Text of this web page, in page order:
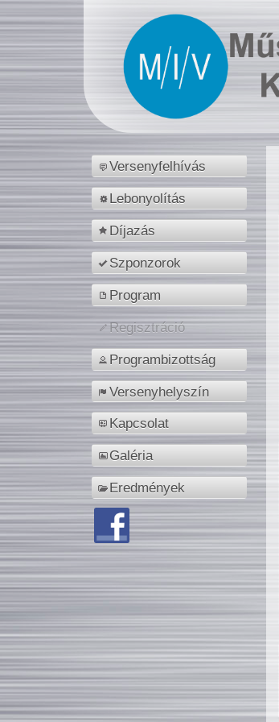
Versenyfelhívás
Lebonyolítás
Díjazás
Szponzorok
Program
Regisztráció
Programbizottság
Versenyhelyszín
Kapcsolat
Galéria
Eredmények